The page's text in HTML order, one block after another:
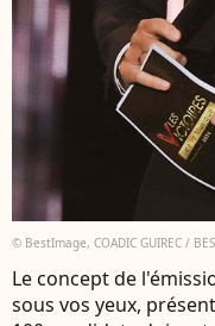
© BestImage, COADIC GUIREC /
Le concept de
sous vos yeux,